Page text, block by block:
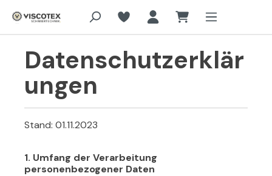
Zum Hauptinhalt springen
Datenschutzerklär
ungen
Stand: 01.11.2023
1. Umfang der Verarbeitung
personenbezogener Daten